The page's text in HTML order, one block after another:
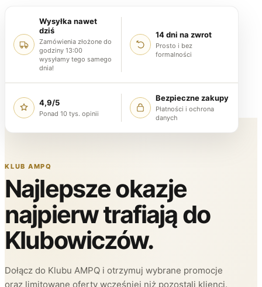
Wysyłka nawet
dziś
Zamówienia złożone do
godziny 13:00
wysyłamy tego samego
dnia!
14 dni na zwrot
Prosto i bez
formalności
4,9/5
Ponad 10 tys. opinii
Bezpieczne zakupy
Płatności i ochrona
danych
KLUB AMPQ
Najlepsze okazje
najpierw trafiają do
Klubowiczów.
Dołącz do Klubu AMPQ i otrzymuj wybrane promocje
oraz limitowane oferty wcześniej niż pozostali klienci.